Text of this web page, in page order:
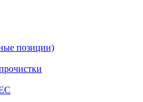
позиции)